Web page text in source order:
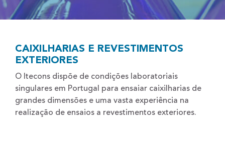
CAIXILHARIAS E REVESTIMENTOS
EXTERIORES
O Itecons dispõe de condições laboratoriais
singulares em Portugal para ensaiar caixilharias de
grandes dimensões e uma vasta experiência na
realização de ensaios a revestimentos exteriores.